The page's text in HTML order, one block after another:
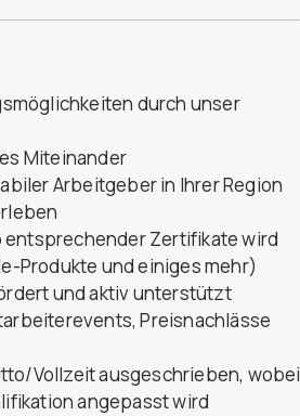
durch unser
Miteinander
Arbeitgeber in Ihrer Region
entsprechender Zertifikate wird
Produkte und einiges mehr)
und aktiv unterstützt
Preisnachlässe
Vollzeit ausgeschrieben, wobei
angepasst wird